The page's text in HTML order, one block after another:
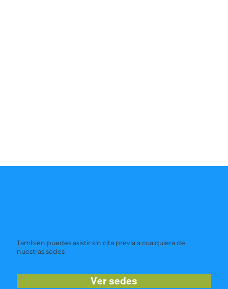
También puedes asistir sin cita previa a cualquiera de
nuestras sedes
Ver sedes